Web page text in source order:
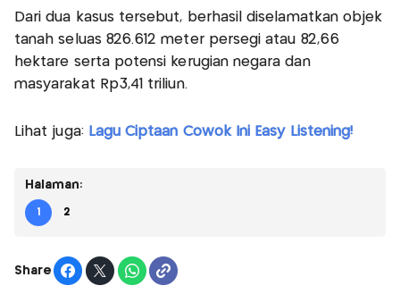
Dari dua kasus tersebut, berhasil diselamatkan objek
tanah seluas 826.612 meter persegi atau 82,66
hektare serta potensi kerugian negara dan
masyarakat Rp3,41 triliun.
Lihat juga: Lagu Ciptaan Cowok Ini Easy Listening!
Halaman:
1 2
Share